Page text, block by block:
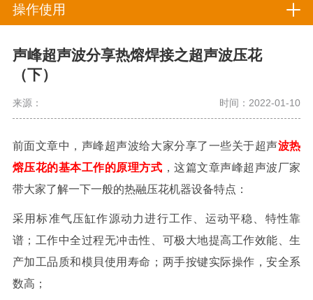
操作使用
声峰超声波分享热熔焊接之超声波压花
（下）
来源： 时间：2022-01-10
前面文章中，声峰超声波给大家分享了一些关于超声波热
熔压花的基本工作的原理方式 ，这篇文章声峰超声波厂家
带大家了解一下一般的热融压花机器设备特点：
采用标准气压缸作源动力进行工作、运动平稳、特性靠
谱；工作中全过程无冲击性、可极大地提高工作效能、生
产加工品质和模貝使用寿命；两手按键实际操作，安全系
数高；